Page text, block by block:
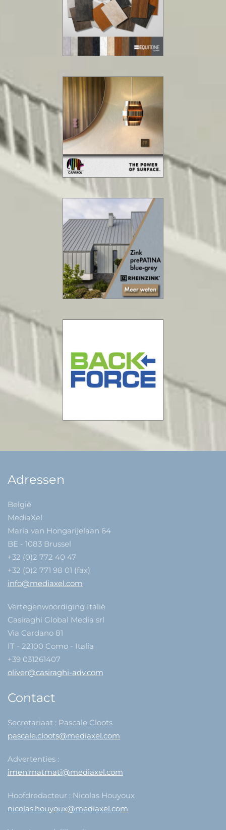
Adressen
België
MediaXel
Maria van Hongarijelaan 64
BE - 1083 Brussel
+32 (0)2 772 40 47
+32 (0)2 771 98 01 (fax)
info@mediaxel.com
Vertegenwoordiging Italië
Casiraghi Global Media srl
Via Cardano 81
IT - 22100 Como - Italia
+39 031261407
oliver@casiraghi-adv.com
Contact
Secretariaat : Pascale Cloots
pascale.cloots@mediaxel.com
Advertenties :
imen.matmati@mediaxel.com
Hoofdredacteur : Nicolas Houyoux
nicolas.houyoux@mediaxel.com